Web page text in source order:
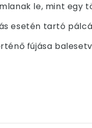
le, mint egy
esetén tartó
fújása